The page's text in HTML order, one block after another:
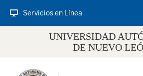
Servicios en Línea
UNIVERSIDAD
DE NUEVO